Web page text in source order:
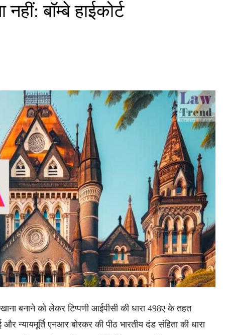
बॉम्बे हाईकोर्ट
खाना बनाने को लेकर टिप्पणी आईपीसी की धारा 498ए के तहत
न्यायमूर्ति एनआर बोरकर की पीठ भारतीय दंड संहिता की धारा